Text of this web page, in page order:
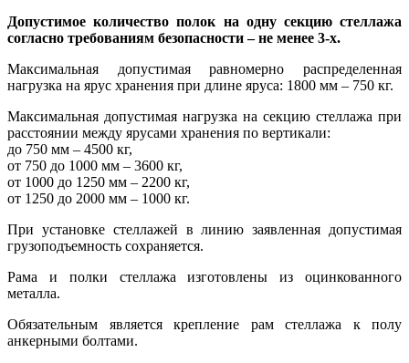
Допустимое количество полок на одну секцию стеллажа
согласно требованиям безопасности – не менее 3-х.
Максимальная допустимая равномерно распределенная
нагрузка на ярус хранения при длине яруса: 1800 мм – 750 кг.
Максимальная допустимая нагрузка на секцию стеллажа при
расстоянии между ярусами хранения по вертикали:
до 750 мм – 4500 кг,
от 750 до 1000 мм – 3600 кг,
от 1000 до 1250 мм – 2200 кг,
от 1250 до 2000 мм – 1000 кг.
При установке стеллажей в линию заявленная допустимая
грузоподъемность сохраняется.
Рама и полки стеллажа изготовлены из оцинкованного
металла.
Обязательным является крепление рам стеллажа к полу
анкерными болтами.